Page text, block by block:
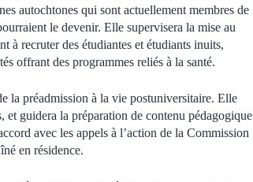
autochtones qui sont actuellement membres de
le devenir. Elle supervisera la mise au
à recruter des étudiantes et étudiants inuits,
offrant des programmes reliés à la santé.
la préadmission à la vie postuniversitaire. Elle
et guidera la préparation de contenu pédagogique
avec les appels à l’action de la Commission
en résidence.